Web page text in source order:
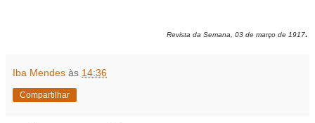
Revista da Semana, 03 de março de 1917.
Iba Mendes às 14:36
Compartilhar